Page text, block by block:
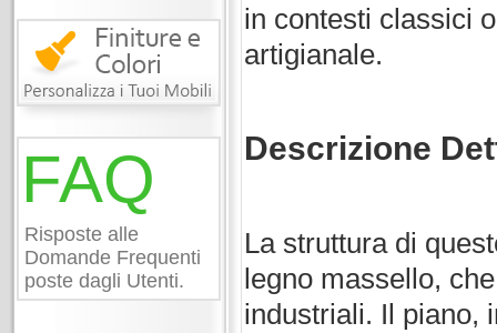
FAQ
Risposte alle
Domande Frequenti
poste dagli Utenti.
in contesti classici
artigianale.
Descrizione
La struttura di
legno massello,
industriali. Il piano,